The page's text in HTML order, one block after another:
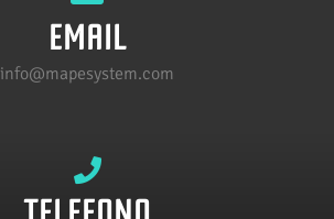
EMAIL
info@mapesystem.com
TELEFONO